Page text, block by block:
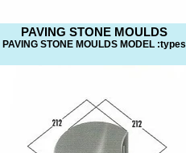
PAVING STONE MOULDS
PAVING STONE MOULDS MODEL :types